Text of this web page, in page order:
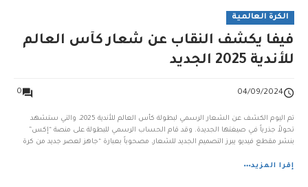
الكرة العالمية
فيفا يكشف النقاب عن شعار كأس العالم
للأندية 2025 الجديد
04/09/2024
0
تم اليوم الكشف عن الشعار الرسمي لبطولة كأس العالم للأندية 2025، والتي ستشهد
تحولاً جذرياً في صيغتها الجديدة. وقد قام الحساب الرسمي للبطولة على منصة “إكس”
بنشر مقطع فيديو يبرز التصميم الجديد للشعار، مصحوباً بعبارة “جاهز لعصر جديد من كرة
الف...
إقرا المزيد